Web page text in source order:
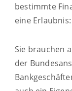
bestimmte
eine Erlaubnis:
Sie brauchen
der